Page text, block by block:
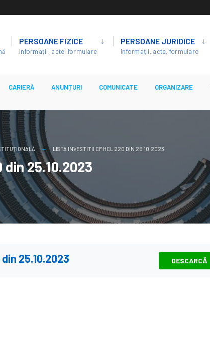
PERSOANE FIZICE
Informații, acte, formulare
PERSOANE JURIDICE
Informații, acte, formulare
CARIERĂ ANUNȚURI COMUNICATE ORGANIZARE
LISTA INVESTITII CF HCL 220 DIN 25.10.2023
25.10.2023
25.10.2023 DESCARCĂ